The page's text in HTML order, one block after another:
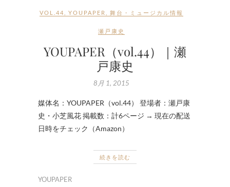
VOL.44 YOUPAPER 舞台・ミュージカル情報
瀬戸康史
YOUPAPER（vol.44）｜瀬
戸康史
8月 1, 2015
媒体名：YOUPAPER（vol.44） 登場者：瀬戸康
史・小芝風花 掲載数：計6ページ → 現在の配送
日時をチェック（Amazon）
続きを読む
YOUPAPER